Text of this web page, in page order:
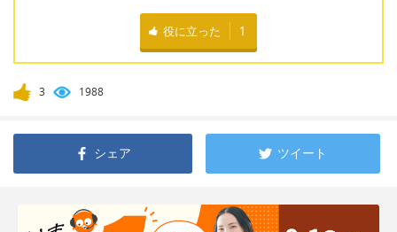
役に立った 1
3 1988
シェア ツイート